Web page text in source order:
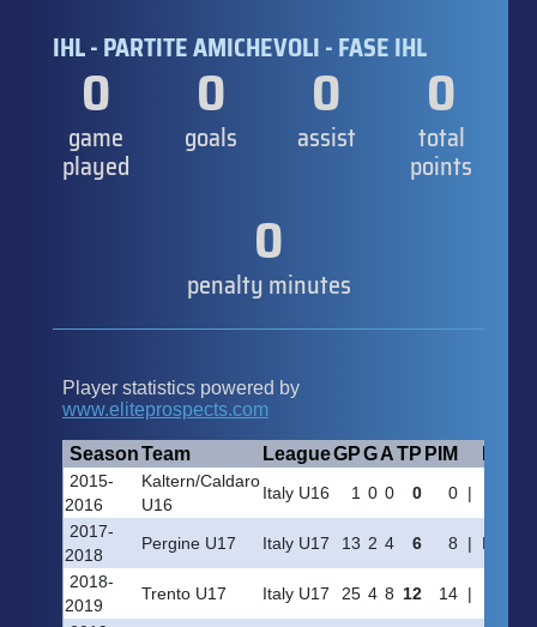
IHL - PARTITE AMICHEVOLI - FASE IHL
0
game
played
0
goals
0
assist
0
total
points
0
penalty minutes